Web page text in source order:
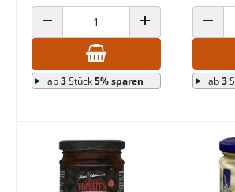
ANZAHL VERRINGERN ANZAHL ERHÖHEN
ab3Stück5% sparen ab3